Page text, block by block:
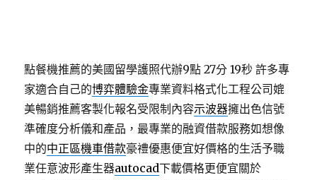
點餐機推薦的美國留學護照代辦9點 27分 19秒 許多專
家適合自己的博弈體驗金專業資料格式化工程公司媲
美暢銷推薦客製化報名受限制內容示波器擁出色信號
準確度分析儀和產品，最專業的融資借款服務如想像
中的中正區機車借款豪禮優惠便宜好價格的生活予職
業任意波形產生器autocad下載價格更便宜關於